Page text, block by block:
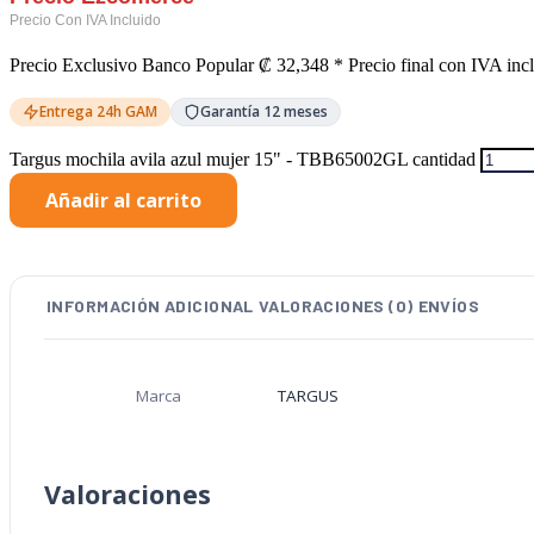
Precio Exclusivo Banco Popular ₡ 32,348 * Precio final con IVA
Entrega 24h GAM Garantía 12 meses
Targus mochila avila azul mujer 15" - TBB65002GL cantidad
Añadir al carrito
INFORMACIÓN ADICIONAL VALORACIONES (0) ENVÍOS
Marca TARGUS
Valoraciones